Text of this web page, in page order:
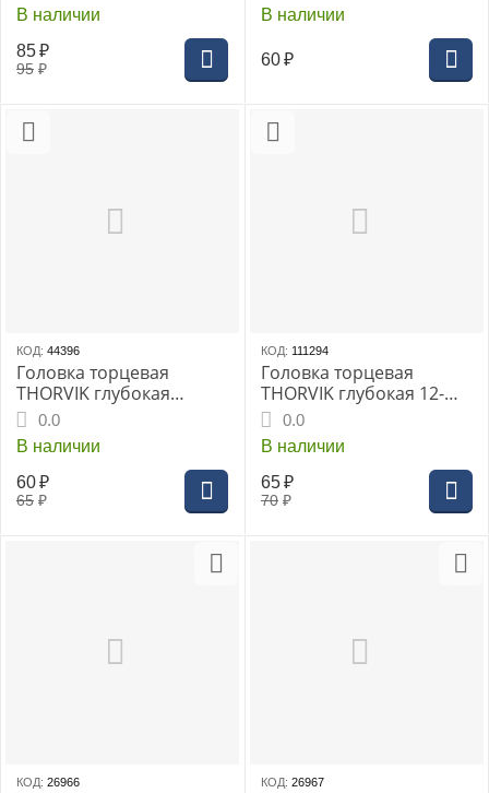
В наличии
95 ₽
85 ₽
В наличии
60 ₽
КОД: 44396
Головка торцевая
THORVIK глубокая
1/4"DR 6 мм, (FS11406)
0.0
В наличии
65 ₽
60 ₽
КОД: 111294
Головка торцевая
THORVIK глубокая 12-
гранная 1/4"DR, 9 мм
0.0
В наличии
70 ₽
65 ₽
КОД: 26966 КОД: 26967